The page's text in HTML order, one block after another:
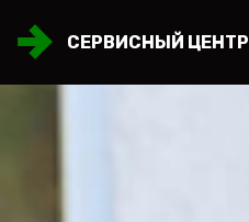
СЕРВИСНЫЙ ЦЕНТР